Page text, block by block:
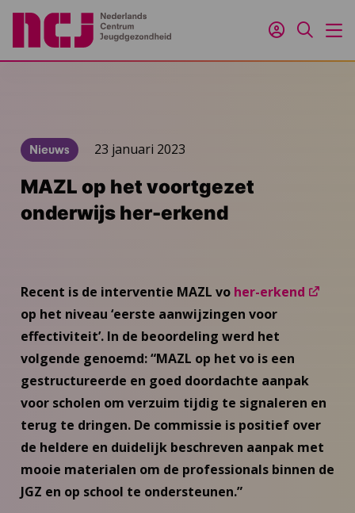
Inloggen
Zoeken
Nieuws 23 januari 2023
MAZL op het voortgezet
onderwijs her-erkend
Recent is de interventie MAZL vo her-erkend
op het niveau ‘eerste aanwijzingen voor
effectiviteit’. In de beoordeling werd het
volgende genoemd: “MAZL op het vo is een
gestructureerde en goed doordachte aanpak
voor scholen om verzuim tijdig te signaleren en
terug te dringen. De commissie is positief over
de heldere en duidelijk beschreven aanpak met
mooie materialen om de professionals binnen de
JGZ en op school te ondersteunen.”